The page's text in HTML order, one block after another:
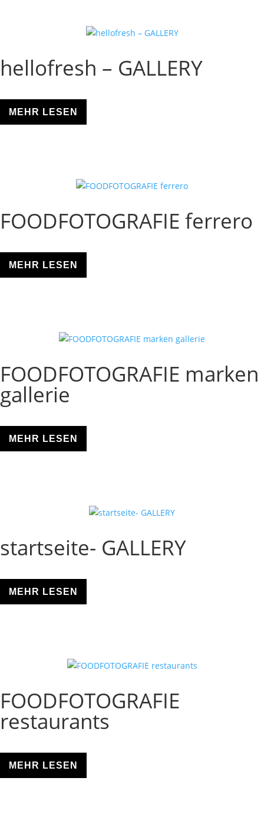
hellofresh – GALLERY
MEHR LESEN
FOODFOTOGRAFIE ferrero
MEHR LESEN
FOODFOTOGRAFIE marken
gallerie
MEHR LESEN
startseite- GALLERY
MEHR LESEN
FOODFOTOGRAFIE
restaurants
MEHR LESEN